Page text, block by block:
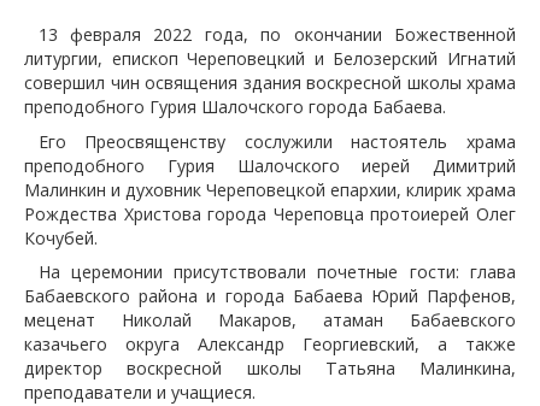
13 февраля 2022 года, по окончании Божественной
литургии, епископ Череповецкий и Белозерский Игнатий
совершил чин освящения здания воскресной школы храма
преподобного Гурия Шалочского города Бабаева.
Его Преосвященству сослужили настоятель храма
преподобного Гурия Шалочского иерей Димитрий
Малинкин и духовник Череповецкой епархии, клирик храма
Рождества Христова города Череповца протоиерей Олег
Кочубей.
На церемонии присутствовали почетные гости: глава
Бабаевского района и города Бабаева Юрий Парфенов,
меценат Николай Макаров, атаман Бабаевского
казачьего округа Александр Георгиевский, а также
директор воскресной школы Татьяна Малинкина,
преподаватели и учащиеся.